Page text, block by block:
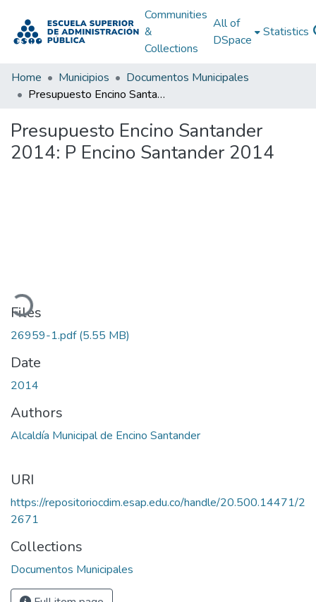
Communities
&
Collections
All of
DSpace
Statistics
Home Municipios
Documentos Municipales
Presupuesto Encino Santander 2014: P Encino Santander 2014
Presupuesto Encino Santander
2014: P Encino Santander 2014
Files
26959-1.pdf(5.55 MB)
Date
2014
Authors
Alcaldía Municipal de Encino Santander
URI
https://repositoriocdim.esap.edu.co/handle/20.500.14471/2
2671
Collections
Documentos Municipales